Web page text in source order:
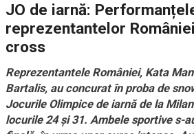
JO de iarnă:
reprezentantelor
cross
Reprezentantele României, Kata
Bartalis, au concurat în proba de
Jocurile Olimpice de iarnă de la
locurile 24 și 31. Ambele sportive s-